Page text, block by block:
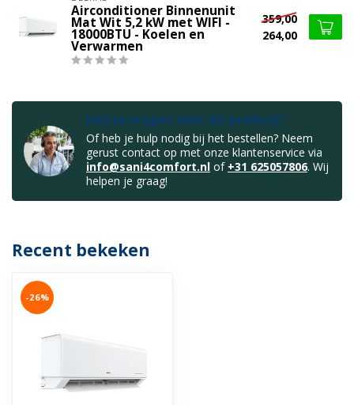
Airconditioner Binnenunit
Mat Wit 5,2 kW met WIFI -
18000BTU - Koelen en
Verwarmen
359,00
264,00
Heb je vragen over dit product?
Of heb je hulp nodig bij het bestellen? Neem
gerust contact op met onze klantenservice via
info@sani4comfort.nl of +31 625057806. Wij
helpen je graag!
Recent bekeken
-26%